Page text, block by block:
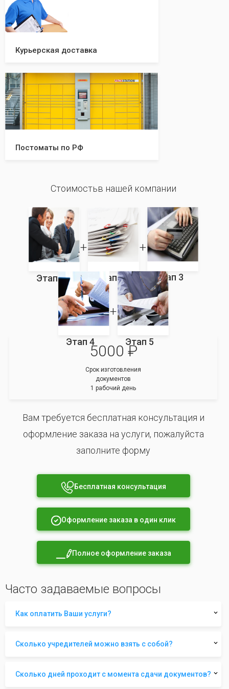
Курьерская доставка
Постоматы по РФ
Стоимостьв нашей компании
Этап 1 Этап 2 Этап 3
Этап 4 Этап 5
5000 ₽
Срок изготовления
документов
1 рабочий день
Вам требуется бесплатная консультация и
оформление заказа на услуги, пожалуйста
заполните форму
Бесплатная консультация
Оформление заказа в один клик
Полное оформление заказа
Часто задаваемые вопросы
Как оплатить Ваши услуги?
Сколько учредителей можно взять с собой?
Сколько дней проходит с момента сдачи документов?